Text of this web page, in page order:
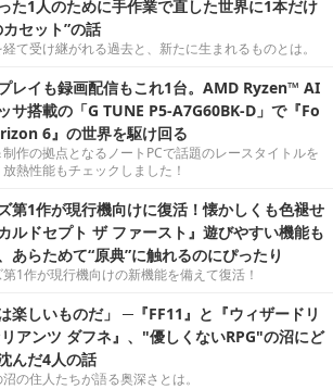
た1人のために手作業で直した世界に1本だけ
セット”の話
て受け継がれる過去と、新たに生まれるものとは。
レイも録画配信もこれ1台。AMD Ryzen™ AI
サ搭載の「G TUNE P5-A7G60BK-D」で『Fo
6』の世界を駆け回る
作の拠点となるノートPCで話題のレースタイトルを
熱性能もチェックしました！
第1作が現行機向けに復活！懐かしくも色褪せ
ルドセプト ザ ファースト』遊びやすい機能も
あらためて“原典”に触れるのにぴったり
1作が現行機向けの新機能を備えて復活！
は楽しいものだ」 ─『FF11』と『ウィザードリ
アンツ ダフネ』、"優しくないRPG"の沼にど
んだ4人の話
の住人たちが語る奥深さとは。